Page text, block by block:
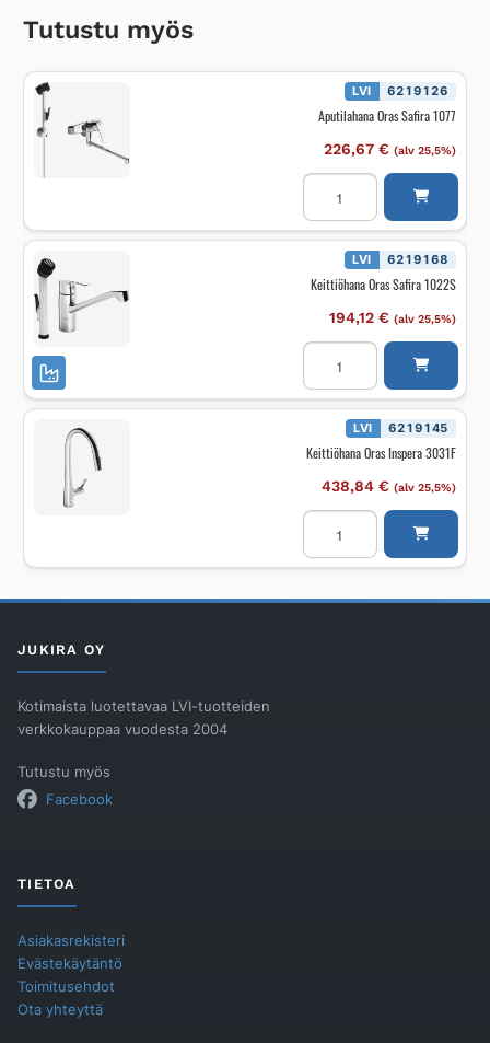
Tutustu myös
LVI 6219126
Aputilahana Oras Safira 1077
226,67 € (alv 25,5%)
Aputilahana
Safira
1077
määrä
LVI 6219168
Keittiöhana Oras Safira 1022S
194,12 € (alv 25,5%)
Keittiöhana
Safira
1022S
määrä
LVI 6219145
Keittiöhana Oras Inspera 3031F
438,84 € (alv 25,5%)
Keittiöhana
Inspera
3031F
JUKIRA OY
Kotimaista luotettavaa LVI-tuotteiden
verkkokauppaa vuodesta 2004
Tutustu myös
Facebook
TIETOA
Asiakasrekisteri
Evästekäytäntö
Toimitusehdot
Ota yhteyttä